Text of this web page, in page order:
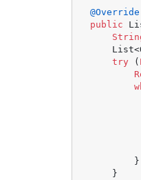
@Override
public
try (
        }
    }